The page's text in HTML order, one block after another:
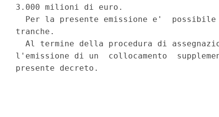
3.000 milioni di euro.
Per la presente emissione e'
tranche.
Al termine della procedura di
l'emissione di un  collocamento